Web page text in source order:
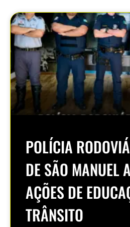
POLÍCIA
DE SÃO MANUEL
AÇÕES DE
TRÂNSITO